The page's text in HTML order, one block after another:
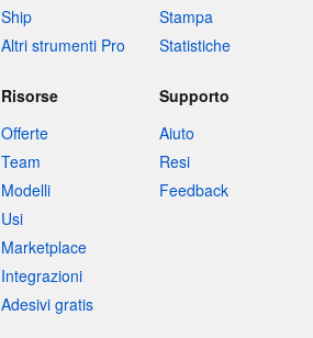
Ship
Altri strumenti Pro
Stampa
Statistiche
Risorse
Offerte
Team
Modelli
Usi
Marketplace
Integrazioni
Adesivi gratis
Supporto
Aiuto
Resi
Feedback